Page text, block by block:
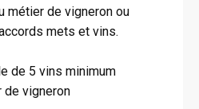
métier de vigneron ou
mets et vins.
de 5 vins minimum
de vigneron